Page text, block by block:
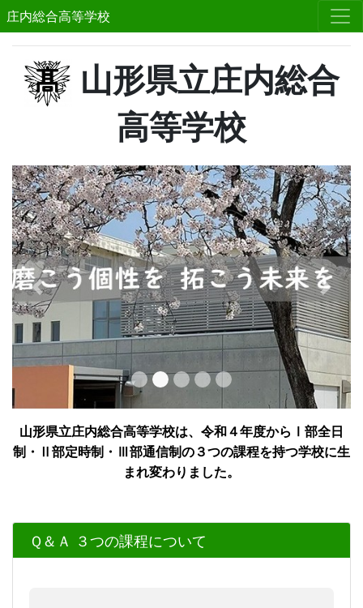
庄内総合高等学校
山形県立庄内総合
高等学校
Previous Next
山形県立庄内総合高等学校は、令和４年度からⅠ部全日
制・Ⅱ部定時制・Ⅲ部通信制の３つの課程を持つ学校に生
まれ変わりました。
Ｑ＆Ａ ３つの課程について